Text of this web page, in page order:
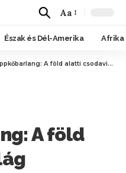
Aa
Észak és Dél-Amerika Afrika
A föld alatti csodavilág Liptószentmiklós mellett
A föld